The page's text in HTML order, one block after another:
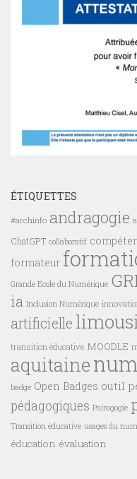
ÉTIQUETTES
#archinfo andragogie
ChatGPT collaboratif
formateur
Grande Ecole du Numérique
ia Inclusion Numérique
artificielle
transition éducative MOODLE
aquitaine
badge Open Badges outil
pédagogiques Pairagogie
Transition éducative usages du
éducation évaluation